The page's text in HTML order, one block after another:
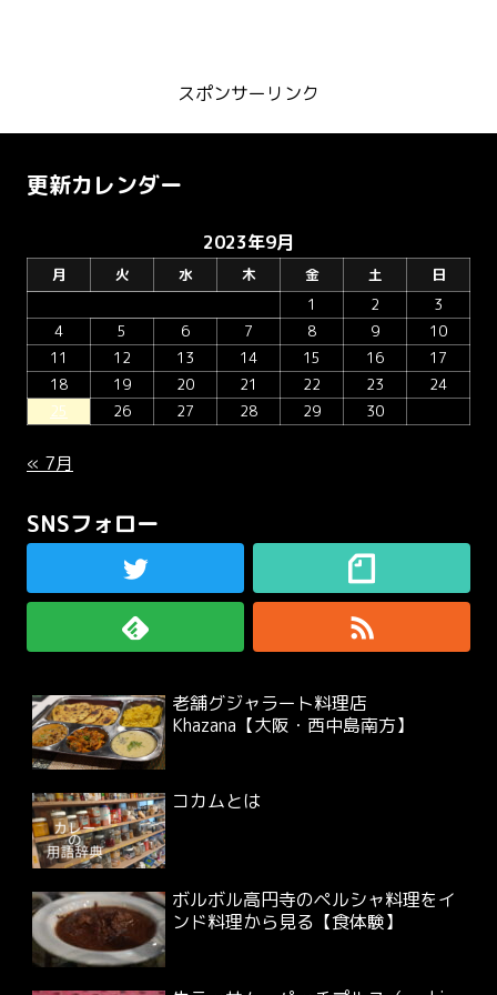
スポンサーリンク
更新カレンダー
2023年9月
月 火 水 木 金 土
日
1
2
3
4
5 6 7 8 9
10
11
12 13 14 15 16
17
18
19 20 21 22 23
24
25
26 27 28 29 30
« 7月
SNSフォロー
老舗グジャラート料理店
Khazana【大阪・西中島南方】
コカムとは
ボルボル高円寺のペルシャ料理をイ
ンド料理から見る【食体験】